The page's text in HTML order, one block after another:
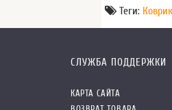
Теги:
СЛУЖБА ПОДДЕРЖКИ
КАРТА САЙТА